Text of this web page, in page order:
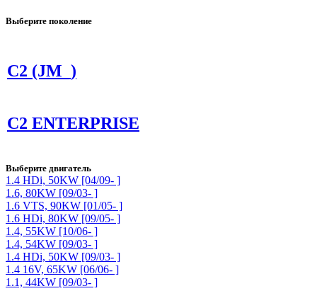
Выберите поколение
C2 (JM_)
C2 ENTERPRISE
Выберите двигатель
1.4 HDi, 50KW [04/09- ]
1.6, 80KW [09/03- ]
1.6 VTS, 90KW [01/05- ]
1.6 HDi, 80KW [09/05- ]
1.4, 55KW [10/06- ]
1.4, 54KW [09/03- ]
1.4 HDi, 50KW [09/03- ]
1.4 16V, 65KW [06/06- ]
1.1, 44KW [09/03- ]